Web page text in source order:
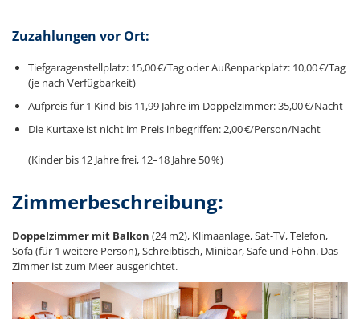
Zuzahlungen vor Ort:
Tiefgaragenstellplatz: 15,00 €/Tag oder Außenparkplatz: 10,00 €/Tag
(je nach Verfügbarkeit)
Aufpreis für 1 Kind bis 11,99 Jahre im Doppelzimmer: 35,00 €/Nacht
Die Kurtaxe ist nicht im Preis inbegriffen: 2,00 €/Person/Nacht
(Kinder bis 12 Jahre frei, 12–18 Jahre 50 %)
Zimmerbeschreibung:
Doppelzimmer mit Balkon (24 m2), Klimaanlage, Sat-TV, Telefon,
Sofa (für 1 weitere Person), Schreibtisch, Minibar, Safe und Föhn. Das
Zimmer ist zum Meer ausgerichtet.